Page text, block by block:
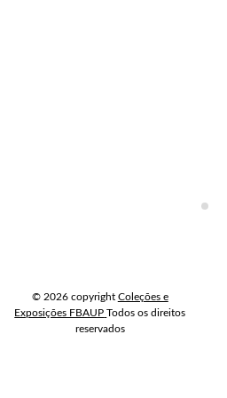
© 2026copyright Coleções e
Exposições FBAUP Todos os direitos
reservados